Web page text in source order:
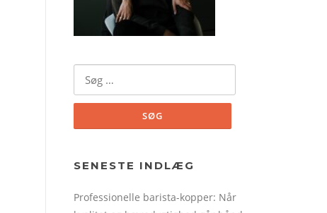
efter:
SENESTE INDLÆG
Professionelle barista-kopper: Når